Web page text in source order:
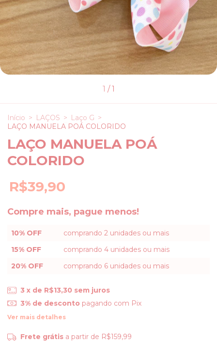
1 /1
Início > LAÇOS > Laço G >
LAÇO MANUELA POÁ COLORIDO
LAÇO MANUELA POÁ
COLORIDO
R$39,90
Compre mais, pague menos!
10% OFF
comprando 2 unidades ou mais
15% OFF
comprando 4 unidades ou mais
20% OFF
comprando 6 unidades ou mais
3 x de R$13,30 sem juros
3% de desconto pagando com Pix
Ver mais detalhes
Frete grátis a partir de R$159,99